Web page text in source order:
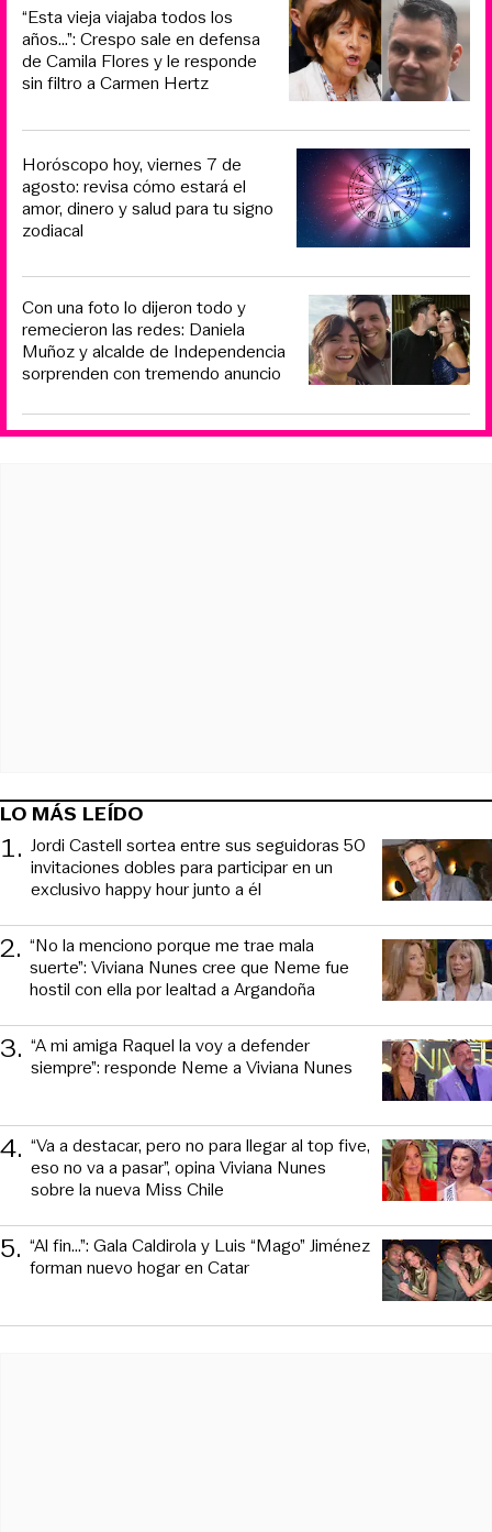
“Esta vieja viajaba todos los
años...”: Crespo sale en defensa
de Camila Flores y le responde
sin filtro a Carmen Hertz
Horóscopo hoy, viernes 7 de
agosto: revisa cómo estará el
amor, dinero y salud para tu signo
zodiacal
Con una foto lo dijeron todo y
remecieron las redes: Daniela
Muñoz y alcalde de Independencia
sorprenden con tremendo anuncio
LO MÁS LEÍDO
1. Jordi Castell sortea entre sus seguidoras 50
invitaciones dobles para participar en un
exclusivo happy hour junto a él
2. “No la menciono porque me trae mala
suerte”: Viviana Nunes cree que Neme fue
hostil con ella por lealtad a Argandoña
3. “A mi amiga Raquel la voy a defender
siempre”: responde Neme a Viviana Nunes
4. “Va a destacar, pero no para llegar al top five,
eso no va a pasar”, opina Viviana Nunes
sobre la nueva Miss Chile
5. “Al fin…”: Gala Caldirola y Luis “Mago” Jiménez
forman nuevo hogar en Catar